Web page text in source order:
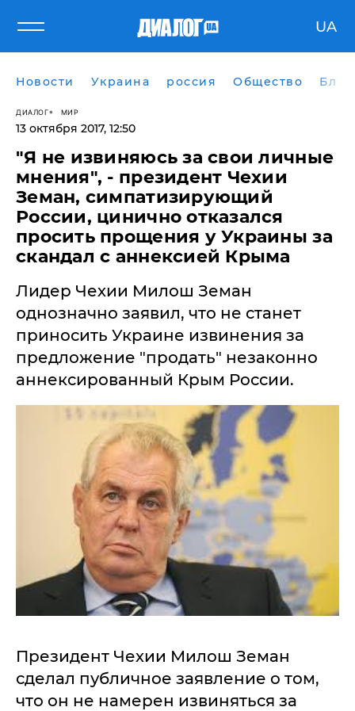
UA
Новости Украина россия Общество
ДИАЛОГ МИР
13 октября 2017, 12:50
"Я не извиняюсь за свои личные
мнения", - президент Чехии
Земан, симпатизирующий
России, цинично отказался
просить прощения у Украины за
скандал с аннексией Крыма
Лидер Чехии Милош Земан
однозначно заявил, что не станет
приносить Украине извинения за
предложение "продать" незаконно
аннексированный Крым России.
Президент Чехии Милош Земан
сделал публичное заявление о том,
что он не намерен извиняться за